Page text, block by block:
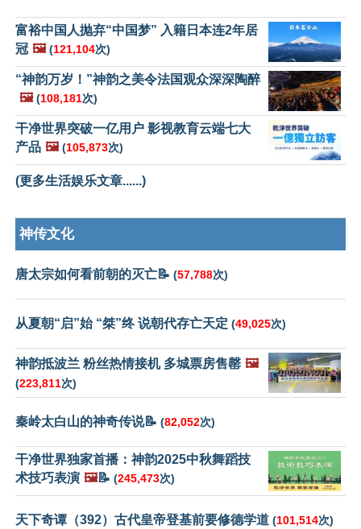
富裕中国人抛弃“中国梦” 入籍日本连2年居
冠 🖼️ (121,104次)
“神韵万岁！”神韵之美令法国观众深深陶醉
🖼️ (108,181次)
干净世界突破一亿用户 影视教育云端七大
产品 🖼️ (105,873次)
(更多生活娱乐文章......)
神传文化
唐太宗如何看前朝的灭亡📝 (57,788次)
从夏朝“启”始 “桀”终 说朝代存亡天定 (49,025次)
神韵抵波兰 粉丝热情接机 多城票房售罄 🖼️
(223,811次)
秦岭太白山的神奇传说📝 (82,052次)
干净世界独家首播：神韵2025中秋舞蹈技
术技巧表演 🖼️📝 (245,473次)
天下奇谭（392）古代皇帝登基前要修德学道 (101,514次)